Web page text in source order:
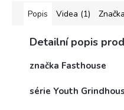
Popis Videa (1) Značka
Detailní popis
značka Fasthouse
série Youth